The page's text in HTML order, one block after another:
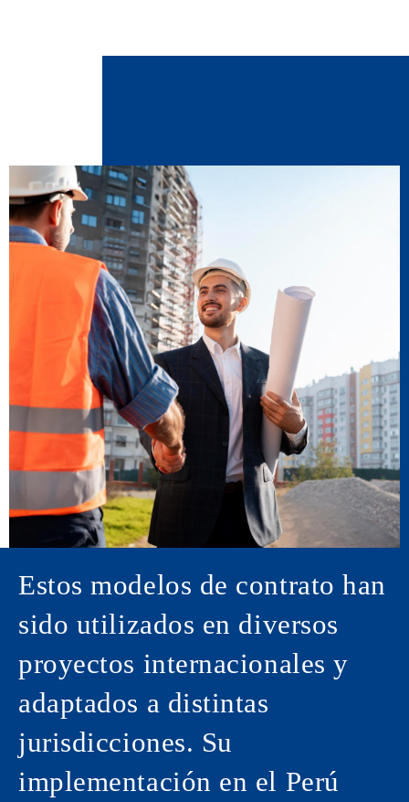
Estos modelos de contrato han
sido utilizados en diversos
proyectos internacionales y
adaptados a distintas
jurisdicciones. Su
implementación en el Perú